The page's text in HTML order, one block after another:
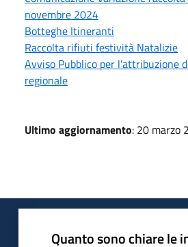
novembre 2024
Botteghe Itineranti
Raccolta rifiuti festività Natalizie
Avviso Pubblico per l'attribuzione
regionale
Ultimo aggiornamento: 20 marzo
Quanto sono chiare le